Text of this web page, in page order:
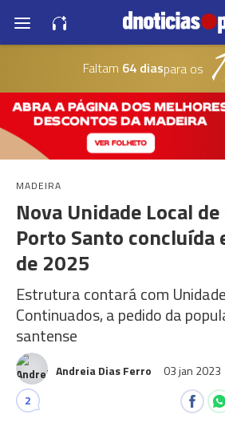
Faltam 64 diaspara os
MADEIRA
Nova Unidade Local de
Porto Santo concluída
de 2025
Estrutura contará com
Continuados, a pedido da
santense
Andreia Dias Ferro 03 jan 2023
2